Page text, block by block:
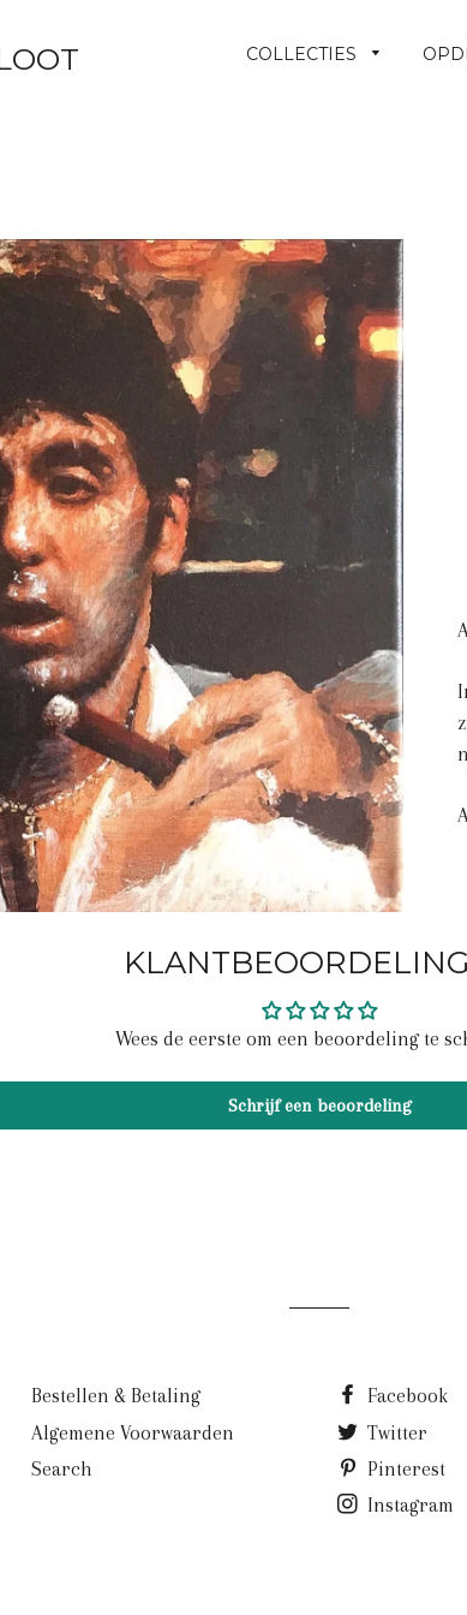
COLLECTIES
Wees de eerste om een beoordeling te
Schrijf een beoordeling
Bestellen & Betaling
Algemene Voorwaarden
Search
Facebook
Twitter
Pinterest
Instagram